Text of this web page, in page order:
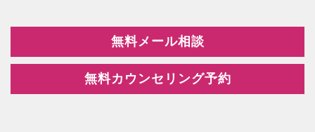
無料メール相談
無料カウンセリング予約